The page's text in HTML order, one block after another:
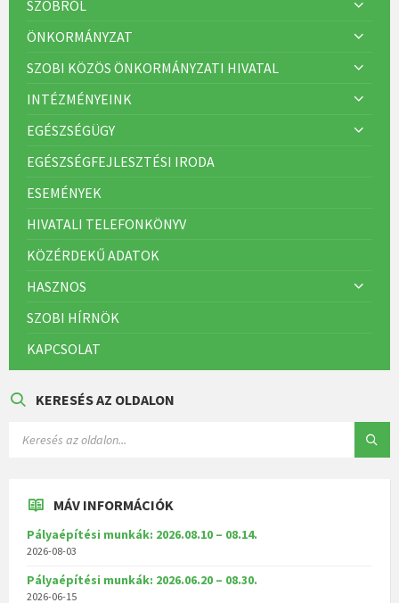
SZOBRÓL
ÖNKORMÁNYZAT
SZOBI KÖZÖS ÖNKORMÁNYZATI HIVATAL
INTÉZMÉNYEINK
EGÉSZSÉGÜGY
EGÉSZSÉGFEJLESZTÉSI IRODA
ESEMÉNYEK
HIVATALI TELEFONKÖNYV
KÖZÉRDEKŰ ADATOK
HASZNOS
SZOBI HÍRNÖK
KAPCSOLAT
KERESÉS AZ OLDALON
MÁV INFORMÁCIÓK
Pályaépítési munkák: 2026.08.10 – 08.14.
2026-08-03
Pályaépítési munkák: 2026.06.20 – 08.30.
2026-06-15